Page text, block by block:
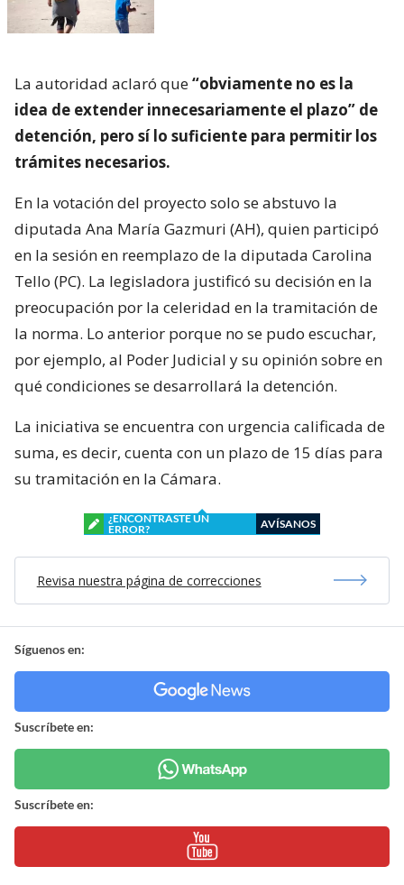
La autoridad aclaró que“obviamente no es la
idea de extender innecesariamente el plazo” de
detención, pero sí lo suficiente para permitir los
trámites necesarios.
En la votación del proyecto solo se abstuvo la
diputada Ana María Gazmuri (AH), quien participó
en la sesión en reemplazo de la diputada Carolina
Tello (PC). La legisladora justificó su decisión en la
preocupación por la celeridad en la tramitación de
la norma. Lo anterior porque no se pudo escuchar,
por ejemplo, al Poder Judicial y su opinión sobre en
qué condiciones se desarrollará la detención.
La iniciativa se encuentra con urgencia calificada de
suma, es decir, cuenta con un plazo de 15 días para
su tramitación en la Cámara.
¿ENCONTRASTE UN
ERROR?
AVÍSANOS
Revisa nuestra página de correcciones
Síguenos en:
Suscríbete en:
Suscríbete en: